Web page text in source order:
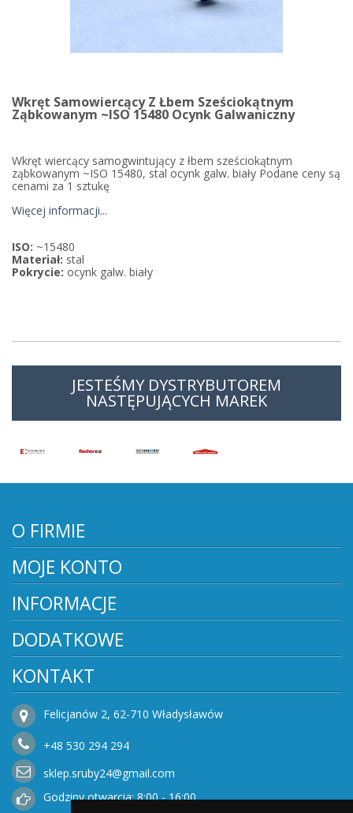
Wkręt Samowiercący Z Łbem Sześciokątnym
Ząbkowanym ~ISO 15480 Ocynk Galwaniczny
Wkręt wiercący samogwintujący z łbem sześciokątnym
ząbkowanym ~ISO 15480, stal ocynk galw. biały Podane ceny są
cenami za 1 sztukę
Więcej informacji...
ISO: ~15480
Materiał: stal
Pokrycie: ocynk galw. biały
JESTEŚMY DYSTRYBUTOREM
NASTĘPUJĄCYCH MAREK
O FIRMIE
MOJE KONTO
INFORMACJE
DODATKOWE
KONTAKT
Felicjanów 2, 62-710 Władysławów
+48 530 294 294
sklep.sruby24@gmail.com
Godziny otwarcia: 8:00 - 16:00